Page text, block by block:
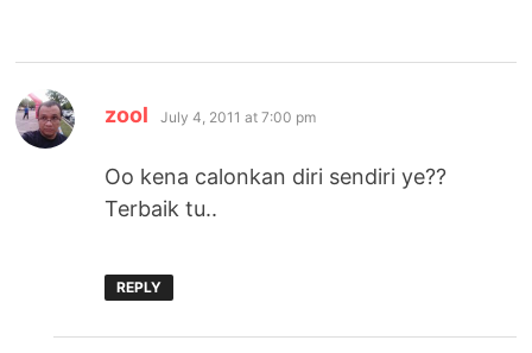
zool says:
July 4, 2011 at 7:00 pm
Oo kena calonkan diri sendiri ye??
Terbaik tu..
REPLY